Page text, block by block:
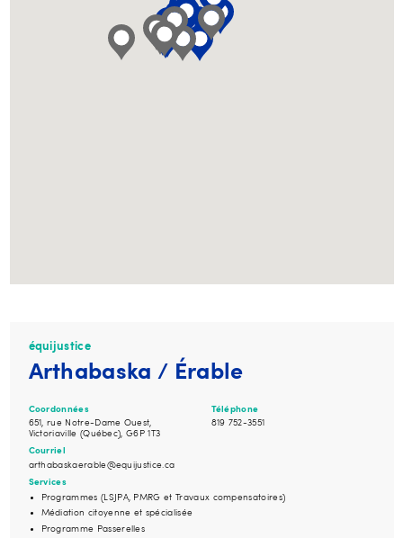
équijustice
Arthabaska / Érable
Coordonnées
651, rue Notre-Dame Ouest,
Victoriaville (Québec), G6P 1T3
Téléphone
819 752-3551
Courriel
arthabaskaerable@equijustice.ca
Services
Programmes (LSJPA, PMRG et Travaux compensatoires)
Médiation citoyenne et spécialisée
Programme Passerelles